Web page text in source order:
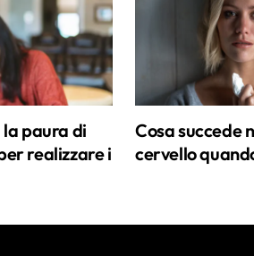
(ma mi definisco ancora
Giornalista e
adorabili pesti, quando
il piccolo di casa fa
pomeridiano, cerco di
libero scegliendo
opzioni: un'ora sul campo
nel verde,
paura di
realizzare i
Cosa succede
cervello